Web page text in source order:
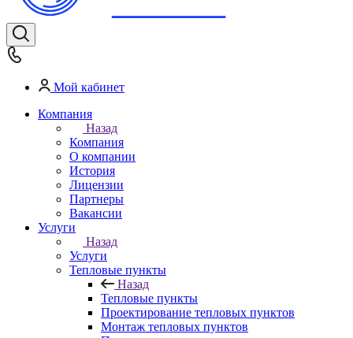
Мой кабинет
Компания
Назад
Компания
О компании
История
Лицензии
Партнеры
Вакансии
Услуги
Назад
Услуги
Тепловые пункты
Назад
Тепловые пункты
Проектирование тепловых пунктов
Монтаж тепловых пунктов